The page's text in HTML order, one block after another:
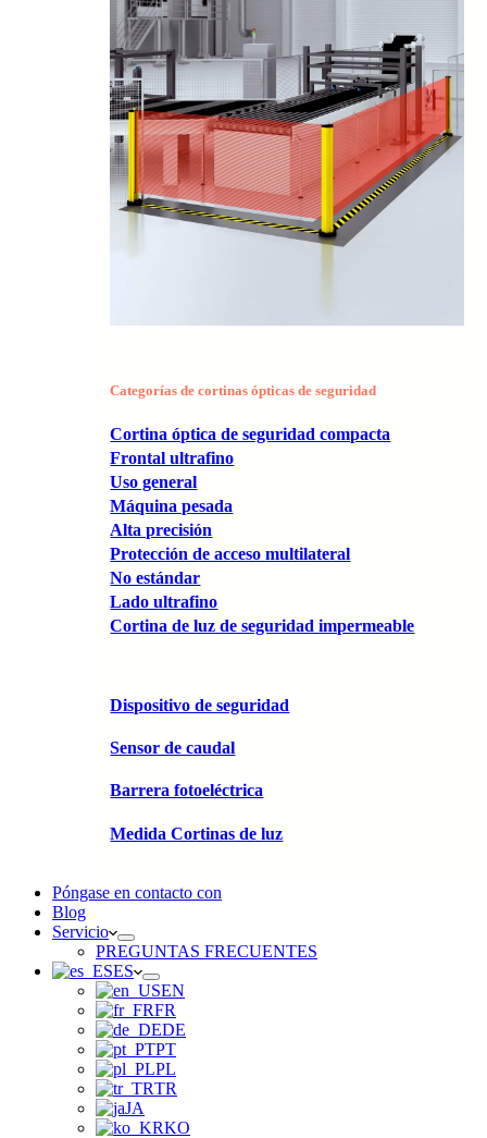
Categorías de cortinas ópticas de seguridad
Cortina óptica de seguridad compacta
Frontal ultrafino
Uso general
Máquina pesada
Alta precisión
Protección de acceso multilateral
No estándar
Lado ultrafino
Cortina de luz de seguridad impermeable
Dispositivo de seguridad
Sensor de caudal
Barrera fotoeléctrica
Medida Cortinas de luz
Póngase en contacto con
Blog
Servicio
PREGUNTAS FRECUENTES
ES
EN
FR
DE
PT
PL
TR
JA
KO